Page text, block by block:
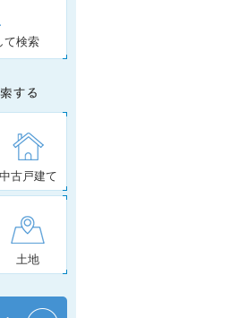
て検索
中古戸建て
土地